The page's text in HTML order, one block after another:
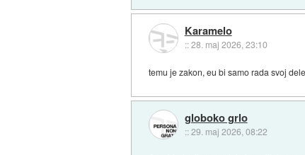
Karamelo
::28. maj 2026, 23:10
temu je zakon, eu bi samo rada svoj
globoko grlo
::29. maj 2026, 08:22